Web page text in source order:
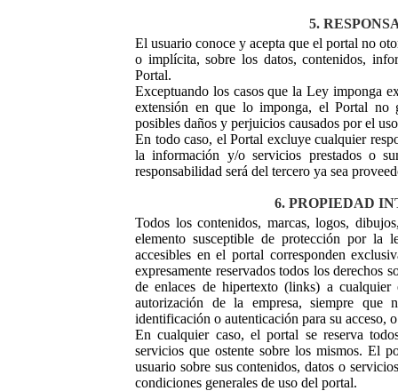
5.
El usuario conoce y acepta que el portal no
o implícita, sobre los datos, contenidos,
Portal.
Exceptuando los casos que la Ley imponga
extensión en que lo imponga, el Portal no
posibles daños y perjuicios causados por el
En todo caso, el Portal excluye cualquier
la información y/o servicios prestados o
responsabilidad será del tercero ya sea
6. PROPIEDAD
Todos los contenidos, marcas, logos,
elemento susceptible de protección por la
accesibles en el portal corresponden
expresamente reservados todos los derechos
de enlaces de hipertexto (links) a
autorización de la empresa, siempre
identificación o autenticación para su acceso,
En cualquier caso, el portal se reserva
servicios que ostente sobre los mismos. El
usuario sobre sus contenidos, datos o
condiciones generales de uso del portal.